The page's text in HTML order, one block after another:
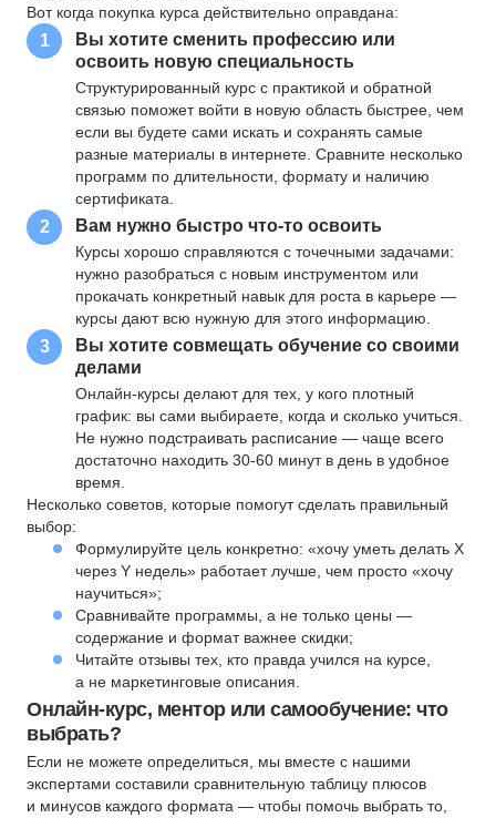
Вот когда покупка курса действительно оправдана:
1
Вы хотите сменить профессию или
освоить новую специальность
Структурированный курс с практикой и обратной
связью поможет войти в новую область быстрее, чем
если вы будете сами искать и сохранять самые
разные материалы в интернете. Сравните несколько
программ по длительности, формату и наличию
сертификата.
2 Вам нужно быстро что-то освоить
Курсы хорошо справляются с точечными задачами:
нужно разобраться с новым инструментом или
прокачать конкретный навык для роста в карьере —
курсы дают всю нужную для этого информацию.
3
Вы хотите совмещать обучение со своими
делами
Онлайн-курсы делают для тех, у кого плотный
график: вы сами выбираете, когда и сколько учиться.
Не нужно подстраивать расписание — чаще всего
достаточно находить 30-60 минут в день в удобное
время.
Несколько советов, которые помогут сделать правильный
выбор:
Формулируйте цель конкретно: «хочу уметь делать X
через Y недель» работает лучше, чем просто «хочу
научиться»;
Сравнивайте программы, а не только цены —
содержание и формат важнее скидки;
Читайте отзывы тех, кто правда учился на курсе,
а не маркетинговые описания.
Онлайн-курс, ментор или самообучение: что
выбрать?
Если не можете определиться, мы вместе с нашими
экспертами составили сравнительную таблицу плюсов
и минусов каждого формата — чтобы помочь выбрать то,